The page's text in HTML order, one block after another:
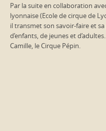
Par la suite en collaboration
lyonnaise (Ecole de cirque de
il transmet son savoir-faire et
d’enfants, de jeunes et
Camille, le Cirque Pépin.